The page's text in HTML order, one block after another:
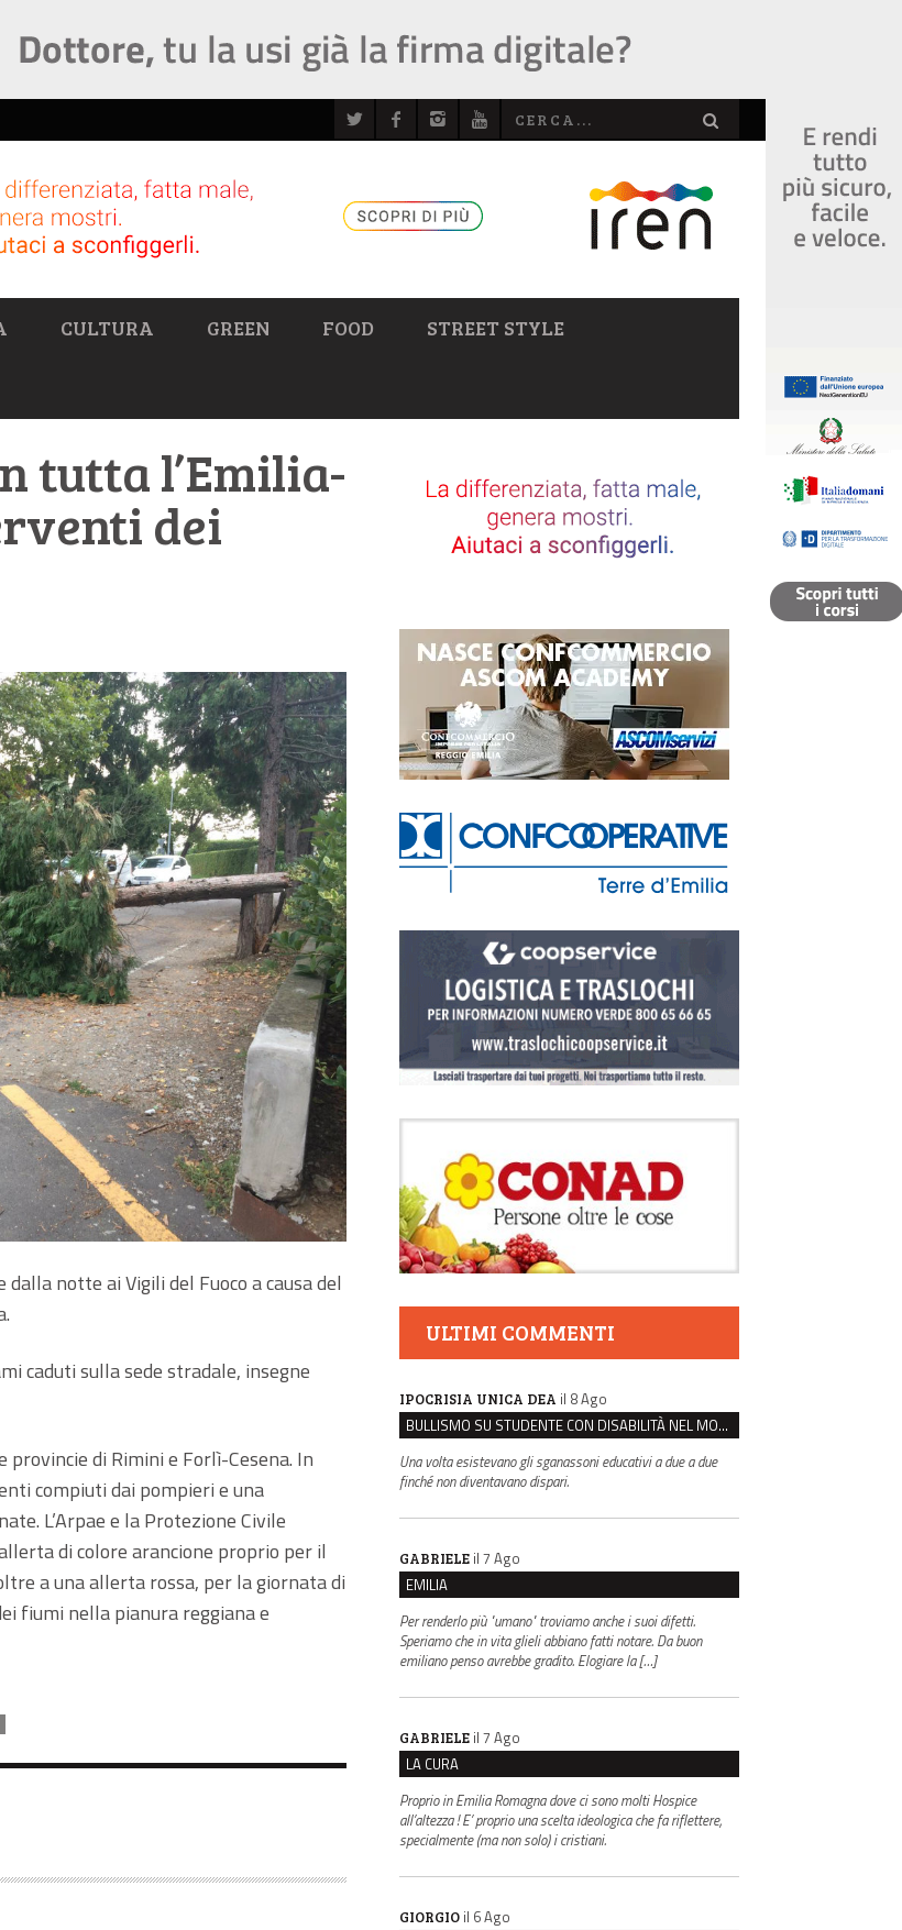
CULTURA GREEN FOOD STREET STYLE
tutta l’Emilia-
dei
notte ai Vigili del Fuoco a causa del
caduti sulla sede stradale, insegne
di Rimini e Forlì-Cesena. In
compiuti dai pompieri e una
L’Arpae e la Protezione Civile
di colore arancione proprio per il
a una allerta rossa, per la giornata di
fiumi nella pianura reggiana e
ULTIMI COMMENTI
IPOCRISIA UNICA DEA il 8 Ago
BULLISMO SU STUDENTE CON DISABILITÀ NEL MODENESE, INDAGATI DUE RAGAZZI DI 16 ANNI
Una volta esistevano gli sganassoni educativi a due a due
finché non diventavano dispari.
GABRIELE il 7 Ago
EMILIA
Per renderlo più "umano" troviamo anche i suoi difetti.
Speriamo che in vita glieli abbiano fatti notare. Da buon
emiliano penso avrebbe gradito. Elogiare la […]
GABRIELE il 7 Ago
LA CURA
Proprio in Emilia Romagna dove ci sono molti Hospice
all’altezza ! E’ proprio una scelta ideologica che fa riflettere,
specialmente (ma non solo) i cristiani.
GIORGIO il 6 Ago